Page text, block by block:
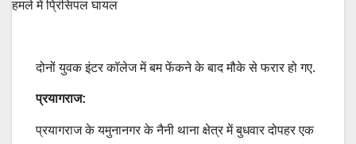
दोनों युवक इंटर कॉलेज में बम फेंकने के बाद मौके से फरार हो गए.
प्रयागराज:
प्रयागराज के यमुनानगर के नैनी थाना क्षेत्र में बुधवार दोपहर एक